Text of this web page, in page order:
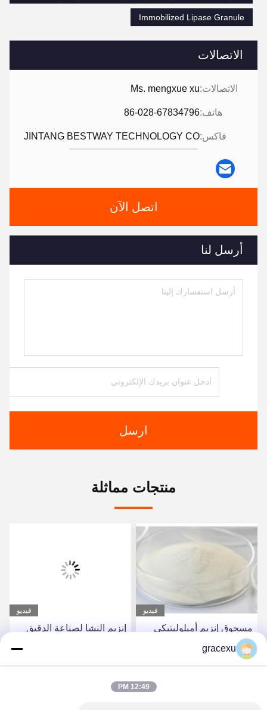
الاتصالات
الاتصالات:Ms. mengxue xu
هاتف:86-028-67834796
فاكس:JINTANG BESTWAY TECHNOLOGY CO
اتصل الآن
أرسل لنا
ارسل
Immobilized Lipase Granule
منتجات مماثلة
فيديو
مسحوق إنزيم أميلوليتيكي
عمليات تصنيع مختلفة
احصل على أفضل سعر
فيديو
إنزيم النشا لصناعة الدقيق
gracexu
12:49 PM